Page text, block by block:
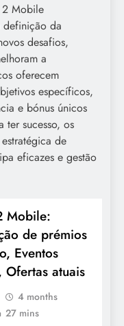
2 Mobile
definição da
desafios,
a
oferecem
específicos,
e bónus únicos
ter sucesso, os
de
eficazes e gestão
Mobile:
de prémios
Eventos
Ofertas atuais
4 months
27 mins